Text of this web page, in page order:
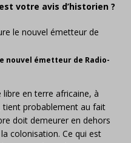
votre avis d’historien ?
nouvel émetteur de Radio-
en terre africaine, à
tient probablement au fait
doit demeurer en dehors
colonisation. Ce qui est